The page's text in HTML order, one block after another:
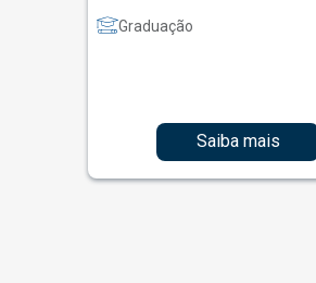
Graduação
Saiba mais